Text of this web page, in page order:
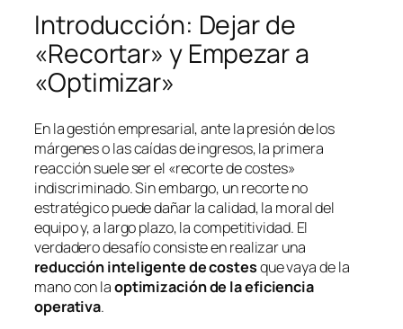
Introducción: Dejar de
«Recortar» y Empezar a
«Optimizar»
En la gestión empresarial, ante la presión de los
márgenes o las caídas de ingresos, la primera
reacción suele ser el «recorte de costes»
indiscriminado. Sin embargo, un recorte no
estratégico puede dañar la calidad, la moral del
equipo y, a largo plazo, la competitividad. El
verdadero desafío consiste en realizar una
reducción inteligente de costesque vaya de la
mano con laoptimización de la eficiencia
operativa.